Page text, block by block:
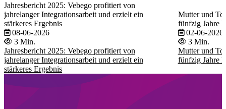
Jahresbericht 2025: Vebego profitiert von
jahrelanger Integrationsarbeit und erzielt ein
stärkeres Ergebnis
08-06-2026
3 Min.
Jahresbericht 2025: Vebego profitiert von
jahrelanger Integrationsarbeit und erzielt ein
stärkeres Ergebnis
Mutter und
fünfzig Jahre
02-06-2026
3 Min.
Mutter und
fünfzig Jahre